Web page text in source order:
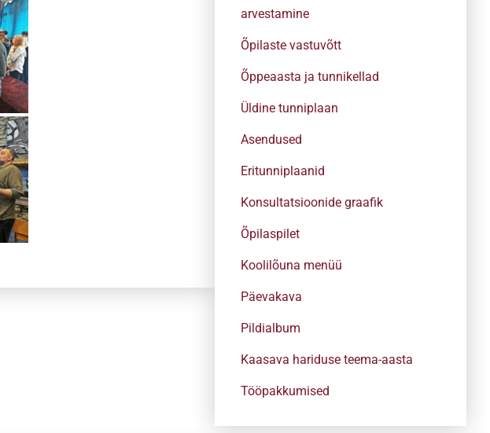
arvestamine
Õpilaste vastuvõtt
Õppeaasta ja tunnikellad
Üldine tunniplaan
Asendused
Eritunniplaanid
Konsultatsioonide graafik
Õpilaspilet
Koolilõuna menüü
Päevakava
Pildialbum
Kaasava hariduse teema-aasta
Tööpakkumised